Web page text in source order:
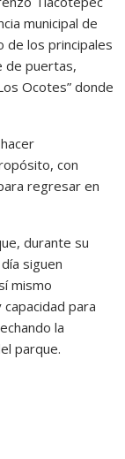
municipal de
de los principales
de puertas,
Ocotes” donde
con
regresar en
durante su
siguen
mismo
para
la
parque.